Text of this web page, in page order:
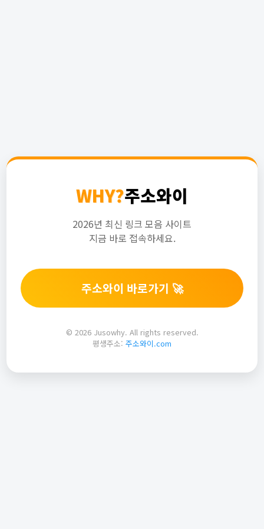
WHY?주소와이
2026년 최신 링크 모음 사이트
지금 바로 접속하세요.
주소와이 바로가기 🚀
© 2026 Jusowhy. All rights reserved.
평생주소: 주소와이.com